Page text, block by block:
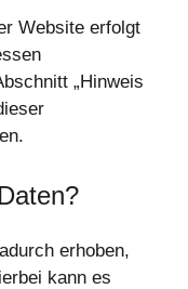
Website erfolgt
„Hinweis
erhoben,
kann es